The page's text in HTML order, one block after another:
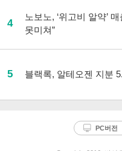
4
노보노, ‘위고비 알약’
못미쳐”
5 블랙록, 알테오젠 지분
PC버전